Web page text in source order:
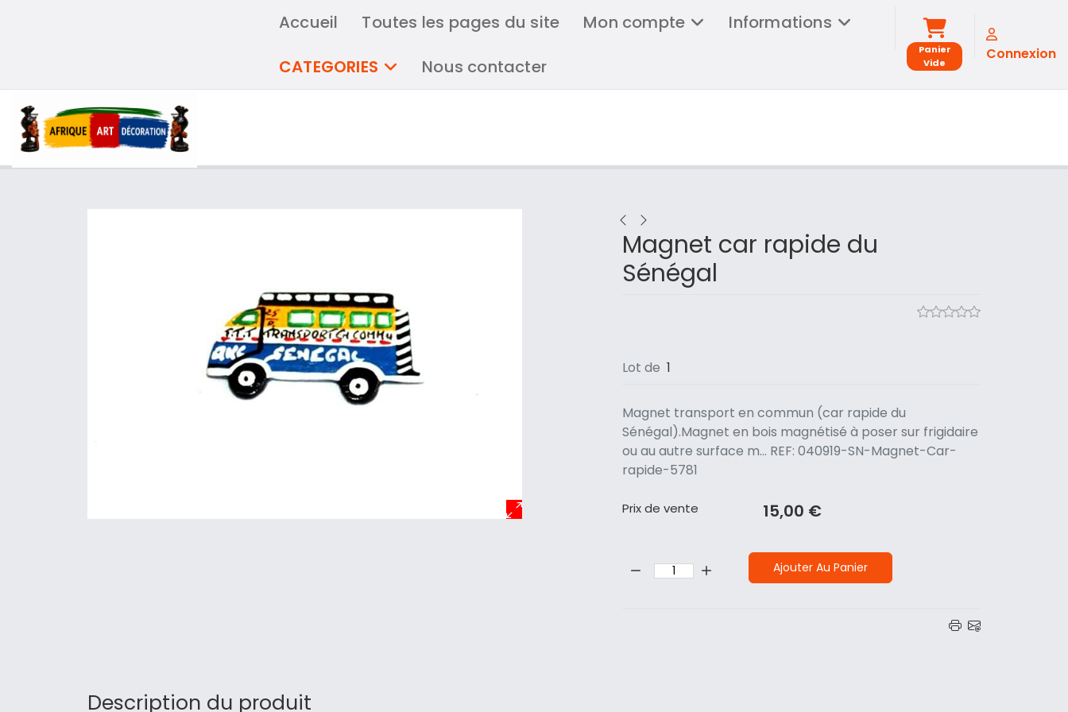
Accueil Toutes les pages du site Mon compte
Informations
CATEGORIES
Nous contacter
Panier
Vide
Connexion
Magnet car rapide du
Sénégal
Lot de 1
Magnet transport en commun (car rapide du
Sénégal).Magnet en bois magnétisé à poser sur frigidaire
ou au autre surface m... REF: 040919-SN-Magnet-Car-
rapide-5781
Prix ​​de vente 15,00 €
Quantité: Ajouter Au Panier
Description du produit